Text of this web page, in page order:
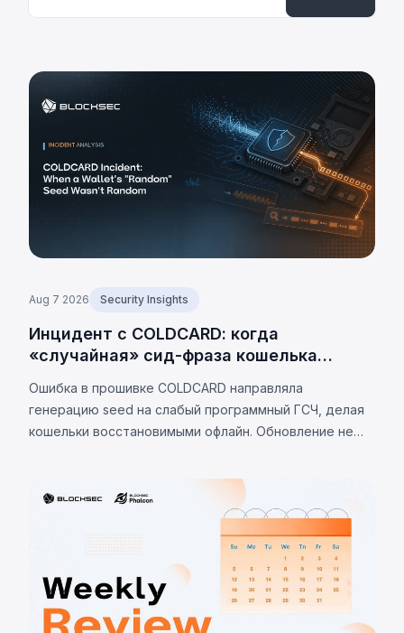
Aug 7 2026 Security Insights
Инцидент с COLDCARD: когда
«случайная» сид-фраза кошелька
Ошибка в прошивке COLDCARD направляла
генерацию seed на слабый программный ГСЧ, делая
кошельки восстановимыми офлайн. Обновление не
оценки до 2 055 BTC.